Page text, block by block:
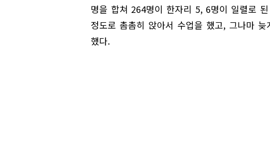
명을 합쳐 264명이 한자리 5, 6명이 일렬로
정도로 촘촘히 앉아서 수업을 했고, 그나마
했다.